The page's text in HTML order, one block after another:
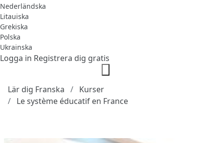
Nederländska
Litauiska
Grekiska
Polska
Ukrainska
Logga in Registrera dig gratis
Lär dig Franska
Kurser
Le système éducatif en France